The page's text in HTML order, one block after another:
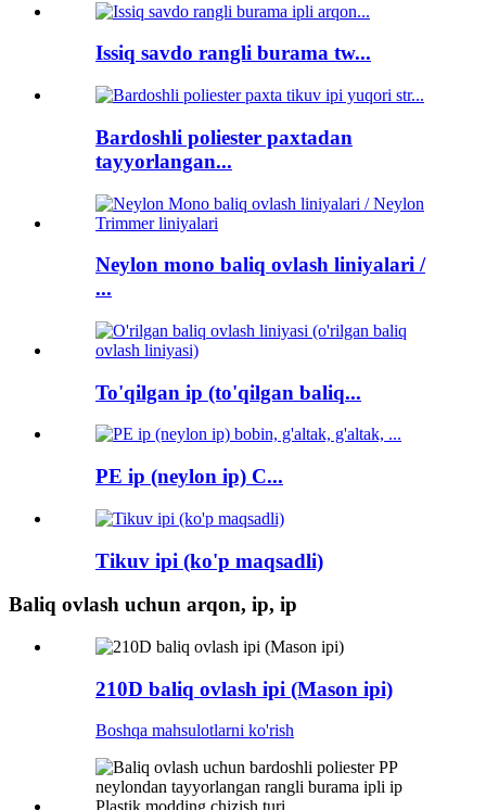
Issiq savdo rangli burama tw...
Bardoshli poliester paxtadan
tayyorlangan...
Neylon mono baliq ovlash liniyalari /
...
To'qilgan ip (to'qilgan baliq...
PE ip (neylon ip) C...
Tikuv ipi (ko'p maqsadli)
Baliq ovlash uchun arqon, ip, ip
210D baliq ovlash ipi (Mason ipi)
Boshqa mahsulotlarni ko'rish